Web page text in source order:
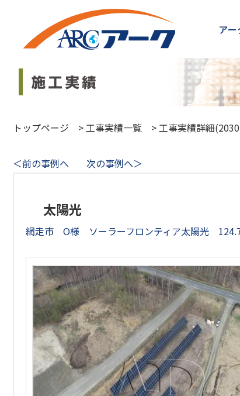
ア
トップページ >工事実績一覧 >工事実績詳細
＜前の事例へ
次の事例へ＞
太陽光
網走市 O様 ソーラーフロンティア太陽光